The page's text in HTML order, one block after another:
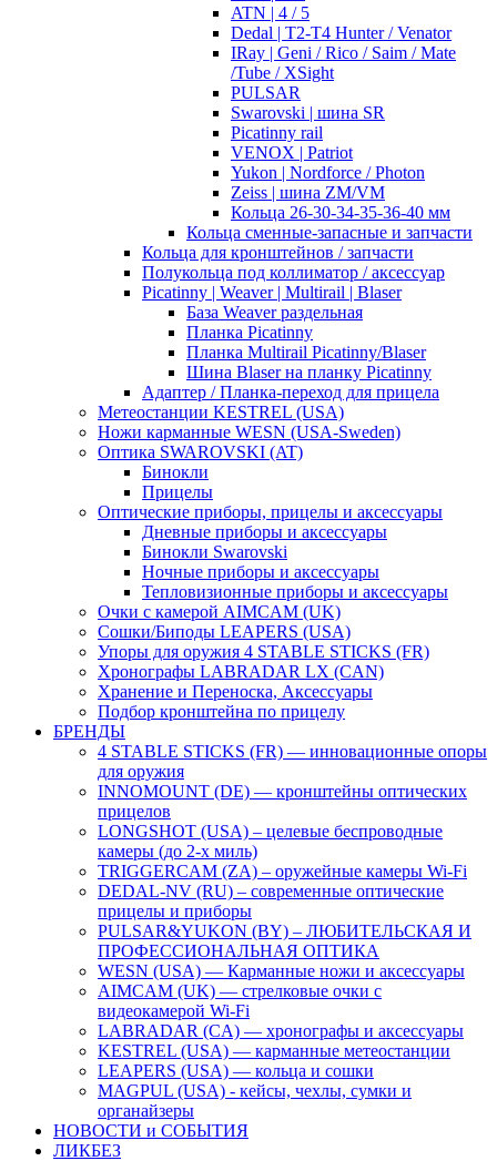
ATN | 4 / 5
Dedal | T2-T4 Hunter / Venator
IRay | Geni / Rico / Saim / Mate
/Tube / XSight
PULSAR
Swarovski | шина SR
Picatinny rail
VENOX | Patriot
Yukon | Nordforce / Photon
Zeiss | шина ZM/VM
Кольца 26-30-34-35-36-40 мм
Кольца сменные-запасные и запчасти
Кольца для кронштейнов / запчасти
Полукольца под коллиматор / аксессуар
Picatinny | Weaver | Multirail | Blaser
База Weaver раздельная
Планка Picatinny
Планка Multirail Picatinny/Blaser
Шина Blaser на планку Picatinny
Адаптер / Планка-переход для прицела
Метеостанции KESTREL (USA)
Ножи карманные WESN (USA-Sweden)
Оптика SWAROVSKI (AT)
Бинокли
Прицелы
Оптические приборы, прицелы и аксессуары
Дневные приборы и аксессуары
Бинокли Swarovski
Ночные приборы и аксессуары
Тепловизионные приборы и аксессуары
Очки с камерой AIMCAM (UK)
Сошки/Биподы LEAPERS (USA)
Упоры для оружия 4 STABLE STICKS (FR)
Хронографы LABRADAR LX (CAN)
Хранение и Переноска, Аксессуары
Подбор кронштейна по прицелу
БРЕНДЫ
4 STABLE STICKS (FR) — инновационные опоры
для оружия
INNOMOUNT (DE) — кронштейны оптических
прицелов
LONGSHOT (USA) – целевые беспроводные
камеры (до 2-х миль)
TRIGGERCAM (ZA) – оружейные камеры Wi-Fi
DEDAL-NV (RU) – современные оптические
прицелы и приборы
PULSAR&YUKON (BY) – ЛЮБИТЕЛЬСКАЯ И
ПРОФЕССИОНАЛЬНАЯ ОПТИКА
WESN (USA) — Карманные ножи и аксессуары
AIMCAM (UK) — стрелковые очки с
видеокамерой Wi-Fi
LABRADAR (CA) — хронографы и аксессуары
KESTREL (USA) — карманные метеостанции
LEAPERS (USA) — кольца и сошки
MAGPUL (USA) - кейсы, чехлы, сумки и
органайзеры
НОВОСТИ и СОБЫТИЯ
ЛИКБЕЗ